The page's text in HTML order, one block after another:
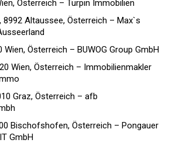
Österreich – Turpin Immobilien
8992 Altaussee, Österreich – Max`s
Österreich – BUWOG Group GmbH
Wien, Österreich – Immobilienmakler
Graz, Österreich – afb
Bischofshofen, Österreich – Pongauer
GmbH